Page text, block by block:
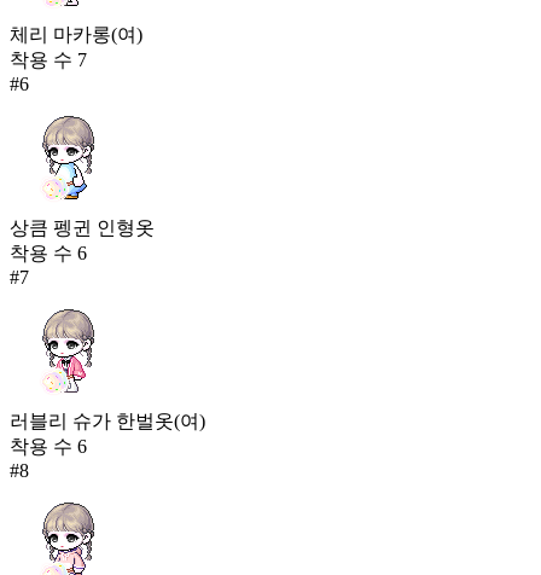
체리 마카롱(여)
착용 수 7
#6
상큼 펭귄 인형옷
착용 수 6
#7
러블리 슈가 한벌옷(여)
착용 수 6
#8